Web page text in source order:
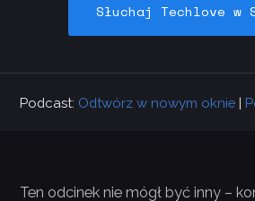
Słuchaj Techlove w
Podcast: Odtwórz w nowym oknie |
Ten odcinek nie mógł być inny –